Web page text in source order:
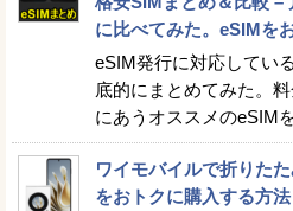
に比べてみた。eSIMを
eSIM発行に対応してい
底的にまとめてみた。
にあうオススメのeSIM
ワイモバイルで折りた
をおトクに購入する方